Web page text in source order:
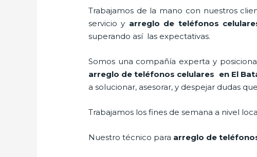
Trabajamos de la mano con nuestros
servicio y arreglo de teléfonos
superando así las expectativas.
Somos una compañía experta y
arreglo de teléfonos celulares en El
a solucionar, asesorar, y despejar dudas
Trabajamos los fines de semana a nivel
Nuestro técnico para arreglo de